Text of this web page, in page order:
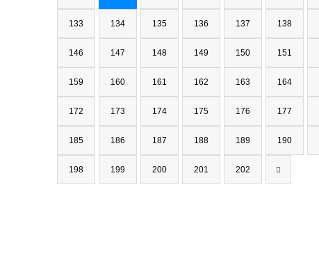
133 134 135 136 137 138
146 147 148 149 150 151
159 160 161 162 163 164
172 173 174 175 176 177
185 186 187 188 189 190
198 199 200 201 202